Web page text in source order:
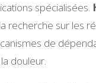
spécialisées.
recherche sur les
de
douleur.